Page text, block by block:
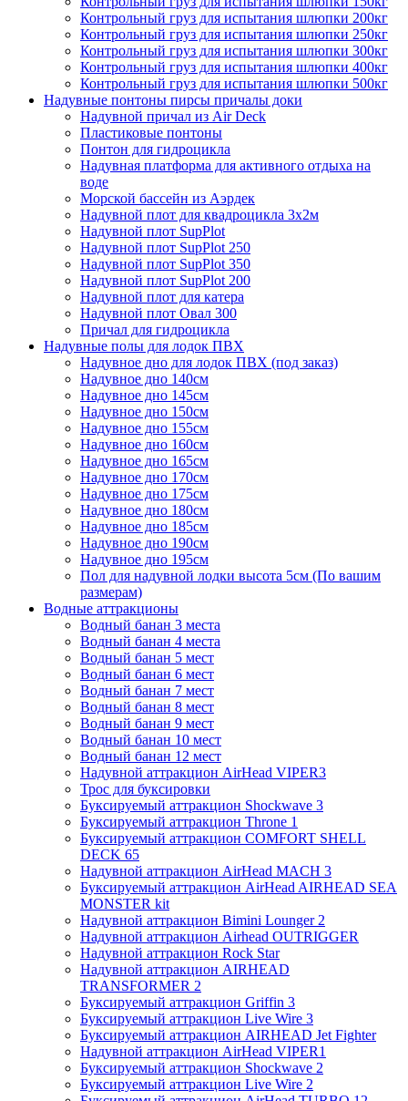
Контрольный груз для испытания шлюпки 200кг
Контрольный груз для испытания шлюпки 250кг
Контрольный груз для испытания шлюпки 300кг
Контрольный груз для испытания шлюпки 400кг
Контрольный груз для испытания шлюпки 500кг
Надувные понтоны пирсы причалы доки
Надувной причал из Air Deck
Пластиковые понтоны
Понтон для гидроцикла
Надувная платформа для активного отдыха на
воде
Морской бассейн из Аэрдек
Надувной плот для квадроцикла 3х2м
Надувной плот SupPlot
Надувной плот SupPlot 250
Надувной плот SupPlot 350
Надувной плот SupPlot 200
Надувной плот для катера
Надувной плот Овал 300
Причал для гидроцикла
Надувные полы для лодок ПВХ
Надувное дно для лодок ПВХ (под заказ)
Надувное дно 140см
Надувное дно 145см
Надувное дно 150см
Надувное дно 155см
Надувное дно 160см
Надувное дно 165см
Надувное дно 170см
Надувное дно 175см
Надувное дно 180см
Надувное дно 185см
Надувное дно 190см
Надувное дно 195см
Пол для надувной лодки высота 5см (По вашим
размерам)
Водные аттракционы
Водный банан 3 места
Водный банан 4 места
Водный банан 5 мест
Водный банан 6 мест
Водный банан 7 мест
Водный банан 8 мест
Водный банан 9 мест
Водный банан 10 мест
Водный банан 12 мест
Надувной аттракцион AirHead VIPER3
Трос для буксировки
Буксируемый аттракцион Shockwave 3
Буксируемый аттракцион Throne 1
Буксируемый аттракцион COMFORT SHELL
DECK 65
Надувной аттракцион AirHead MACH 3
Буксируемый аттракцион AirHead AIRHEAD SEA
MONSTER kit
Надувной аттракцион Bimini Lounger 2
Надувной аттракцион Airhead OUTRIGGER
Надувной аттракцион Rock Star
Надувной аттракцион AIRHEAD
TRANSFORMER 2
Буксируемый аттракцион Griffin 3
Буксируемый аттракцион Live Wire 3
Буксируемый аттракцион AIRHEAD Jet Fighter
Надувной аттракцион AirHead VIPER1
Буксируемый аттракцион Shockwave 2
Буксируемый аттракцион Live Wire 2